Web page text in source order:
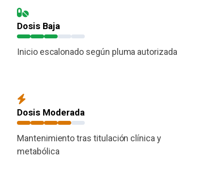
Dosis Baja
Inicio escalonado según pluma autorizada
Dosis Moderada
Mantenimiento tras titulación clínica y
metabólica